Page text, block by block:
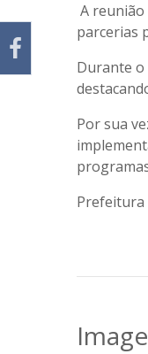
A
parcerias
Durante
Por sua
Prefeitura